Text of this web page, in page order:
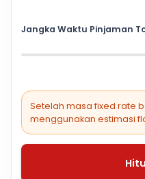
Jangka Waktu Pinjaman
Setelah masa fixed rate
menggunakan estimasi